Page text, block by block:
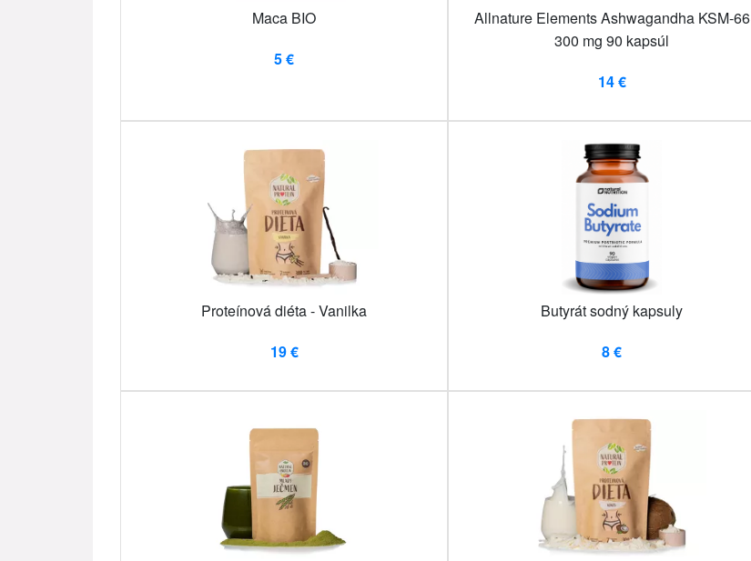
Maca BIO
5 €
Allnature Elements Ashwagandha KSM-66
300 mg 90 kapsúl
14 €
Proteínová diéta - Vanilka
19 €
Butyrát sodný kapsuly
8 €